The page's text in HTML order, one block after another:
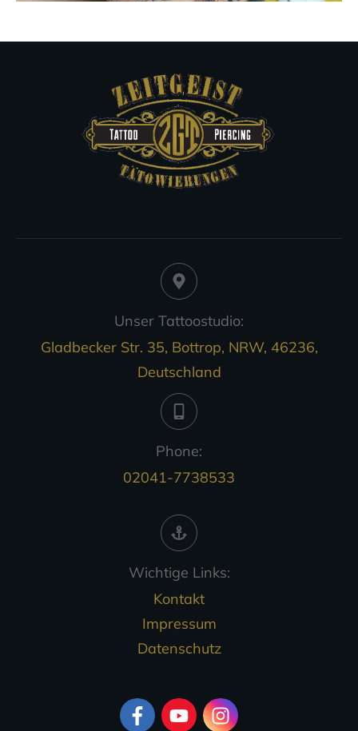
Unser Tattoostudio:
Gladbecker Str. 35, Bottrop, NRW, 46236,
Deutschland
Phone:
02041-7738533
Wichtige Links:
Kontakt
Impressum
Datenschutz